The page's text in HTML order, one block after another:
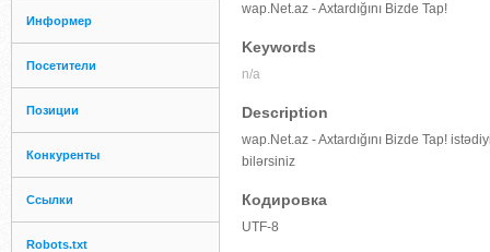
Информер
Посетители
Позиции
Конкуренты
Ссылки
Robots.txt
wap.Net.az - Axtardığını Bizde Tap!
Keywords
n/a
Description
wap.Net.az - Axtardığını Bizde Tap!
bilərsiniz
Кодировка
UTF-8